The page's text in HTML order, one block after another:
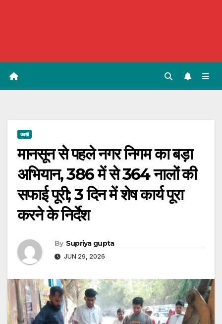
काशी
मानसून से पहले नगर निगम का बड़ा
अभियान, 386 में से 364 नालों की
सफाई पूरी; 3 दिन में शेष कार्य पूरा
करने के निर्देश
By Supriya gupta
JUN 29, 2026